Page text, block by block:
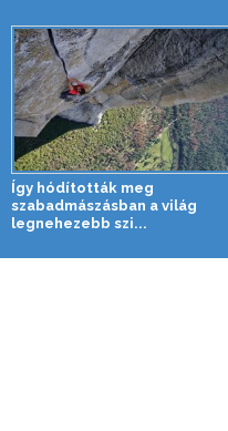
Így hódították meg
szabadmászásban a világ
legnehezebb szi...